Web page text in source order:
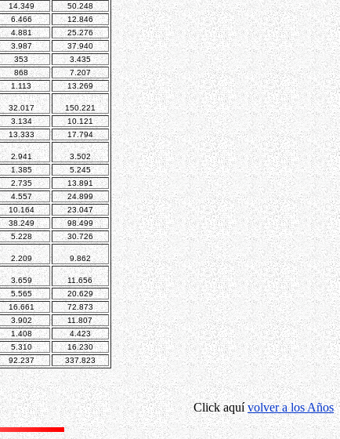
14.349
50.248
6.466
12.846
4.881
25.276
3.987
37.940
353
3.435
868
7.207
1.113
13.269
32.017
150.221
3.134
10.121
13.333
17.794
2.941
3.502
1.385
5.245
2.735
13.891
4.557
24.899
10.164
23.047
38.249
98.499
5.228
30.726
2.209
9.862
3.659
11.656
5.565
20.629
16.661
72.873
3.902
11.807
1.408
4.423
5.310
16.230
92.237 337.823
Click aquívolver a los Años